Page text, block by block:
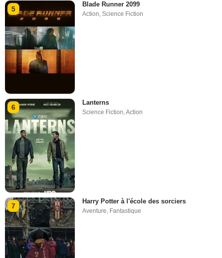
5
Blade Runner 2099
Action,Science Fiction
6
Lanterns
Science Fiction,Action
7
Harry Potter à l'école des sorciers
Aventure Fantastique